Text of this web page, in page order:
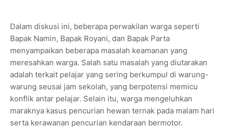
Dalam diskusi ini, beberapa perwakilan warga seperti
Bapak Namin, Bapak Royani, dan Bapak Parta
menyampaikan beberapa masalah keamanan yang
meresahkan warga. Salah satu masalah yang diutarakan
adalah terkait pelajar yang sering berkumpul di warung-
warung seusai jam sekolah, yang berpotensi memicu
konflik antar pelajar. Selain itu, warga mengeluhkan
maraknya kasus pencurian hewan ternak pada malam hari
serta kerawanan pencurian kendaraan bermotor.